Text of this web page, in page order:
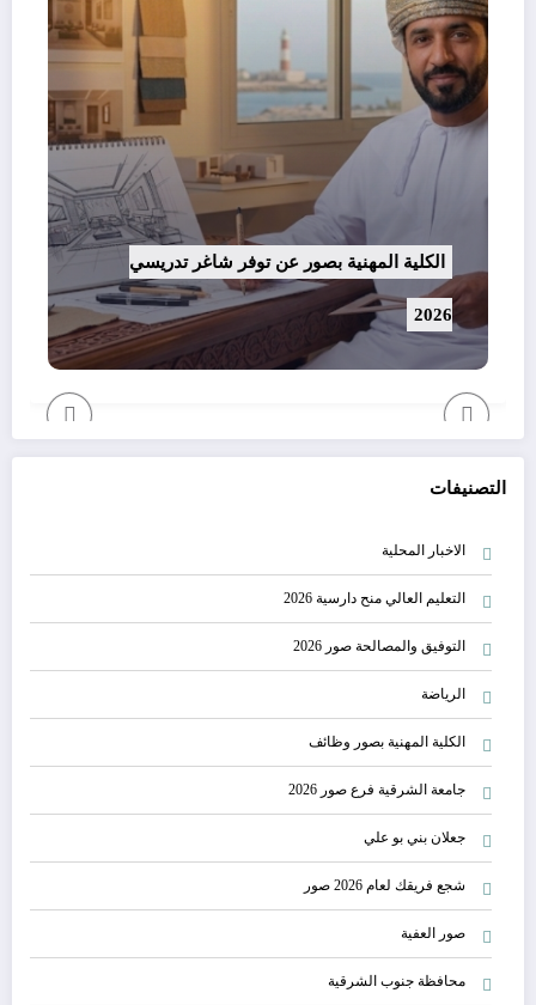
الكلية المهنية بصور عن توفر شاغر تدريسي
2026
التصنيفات
الاخبار المحلية
التعليم العالي منح دارسية 2026
التوفيق والمصالحة صور 2026
الرياضة
الكلية المهنية بصور وظائف
جامعة الشرقية فرع صور 2026
جعلان بني بو علي
شجع فريقك لعام 2026 صور
صور العفية
محافظة جنوب الشرقية